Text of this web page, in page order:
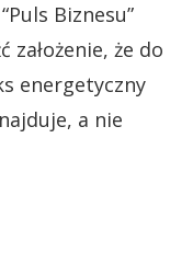
Biznesu”
założenie, że do
energetyczny
a nie